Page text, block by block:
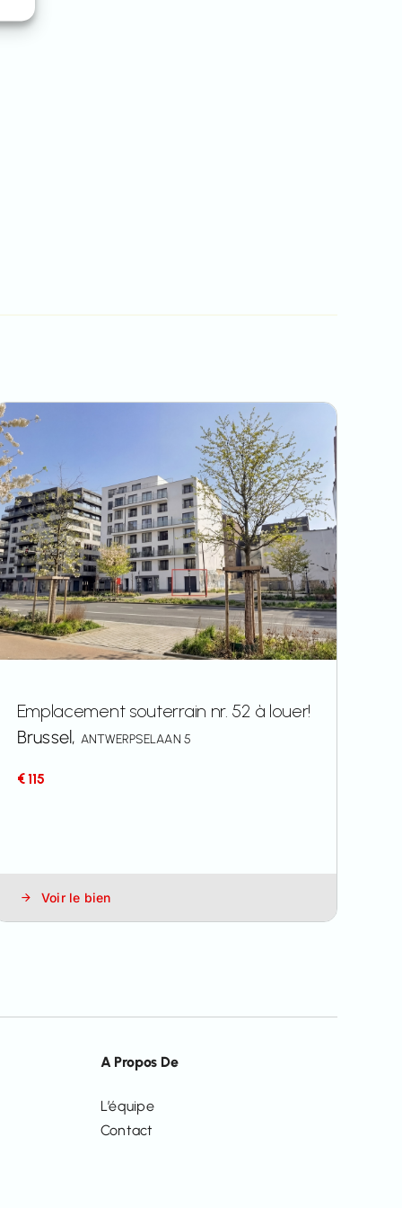
Emplacement souterrain nr. 52 à louer!
Brussel, ANTWERPSELAAN 5
€ 115
Voir le bien
A Propos De
L’équipe
Contact